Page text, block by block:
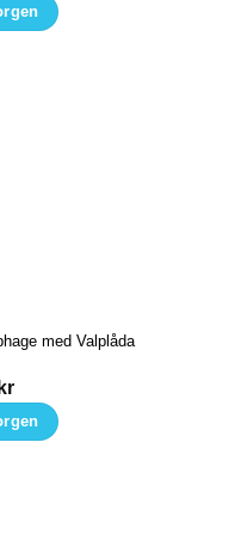
med Valplåda
kr